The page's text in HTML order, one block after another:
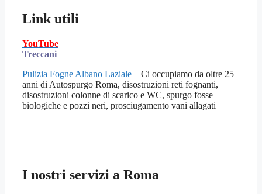
Link utili
YouTube
Treccani
Pulizia Fogne Albano Laziale – Ci occupiamo da oltre 25
anni di Autospurgo Roma, disostruzioni reti fognanti,
disostruzioni colonne di scarico e WC, spurgo fosse
biologiche e pozzi neri, prosciugamento vani allagati
I nostri servizi a Roma